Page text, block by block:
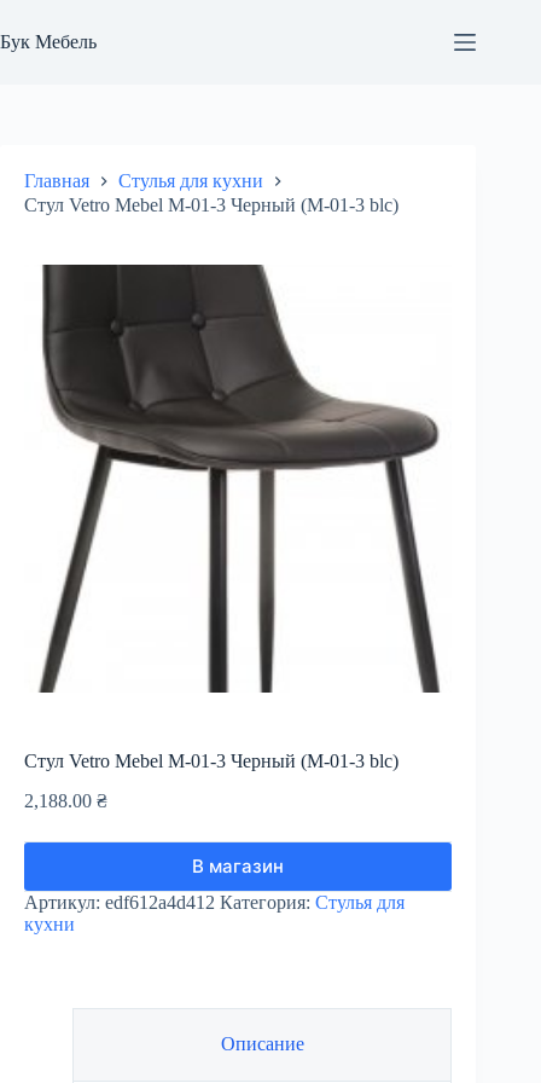
к
сути
Бук Мебель
Главная
Стулья для кухни
Стул Vetro Mebel М-01-3 Черный (М-01-3 blc)
Стул Vetro Mebel М-01-3 Черный (М-01-3 blc)
2,188.00 ₴
В магазин
Артикул: edf612a4d412 Категория: Стулья для
кухни
Описание